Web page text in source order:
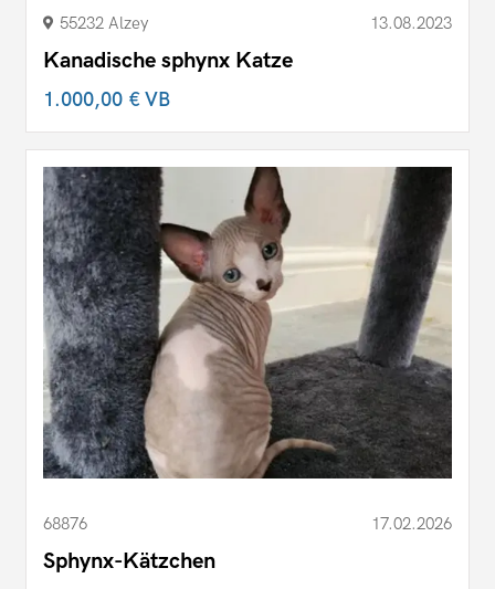
55232 Alzey 13.08.2023
Kanadische sphynx Katze
1.000,00 €VB
68876 17.02.2026
Sphynx-Kätzchen